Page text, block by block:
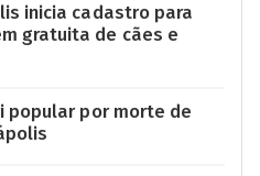
inicia cadastro para
gratuita de cães e
popular por morte de